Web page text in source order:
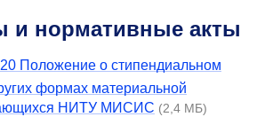
и нормативные акты
Положение о стипендиальном
формах материальной
НИТУ МИСИС (2,4 МБ)